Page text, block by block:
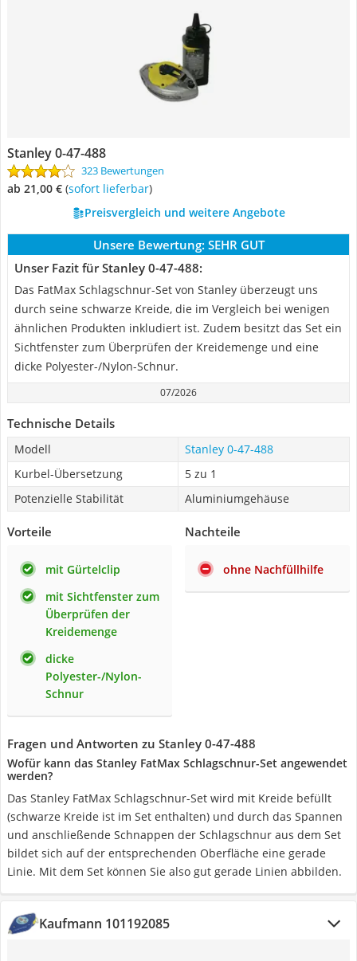
Stanley 0-47-488
323 Bewertungen
ab 21,00 € ( Sofort lieferbar)
Preisvergleich und weitere Angebote
Unsere Bewertung: SEHR GUT
Unser Fazit für Stanley 0-47-488:
Das FatMax Schlagschnur-Set von Stanley überzeugt uns
durch seine schwarze Kreide, die im Vergleich bei wenigen
ähnlichen Produkten inkludiert ist. Zudem besitzt das Set ein
Sichtfenster zum Überprüfen der Kreidemenge und eine
dicke Polyester-/Nylon-Schnur.
07/2026
Technische Details
Modell
Stanley 0-47-488
Kurbel-Übersetzung
5 zu 1
Potenzielle Stabilität
Aluminiumgehäuse
Vorteile
mit Gürtelclip
mit Sichtfenster zum
Überprüfen der
Kreidemenge
dicke
Polyester-/Nylon-
Schnur
Nachteile
ohne Nachfüllhilfe
Fragen und Antworten zu Stanley 0-47-488
Wofür kann das Stanley FatMax Schlagschnur-Set angewendet
werden?
Das Stanley FatMax Schlagschnur-Set wird mit Kreide befüllt
(schwarze Kreide ist im Set enthalten) und durch das Spannen
und anschließende Schnappen der Schlagschnur aus dem Set
bildet sich auf der entsprechenden Oberfläche eine gerade
Linie. Mit dem Set können Sie also gut gerade Linien abbilden.
Kaufmann 101192085